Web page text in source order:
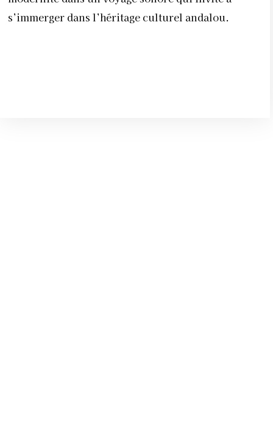
s’immerger dans l’héritage culturel andalou.